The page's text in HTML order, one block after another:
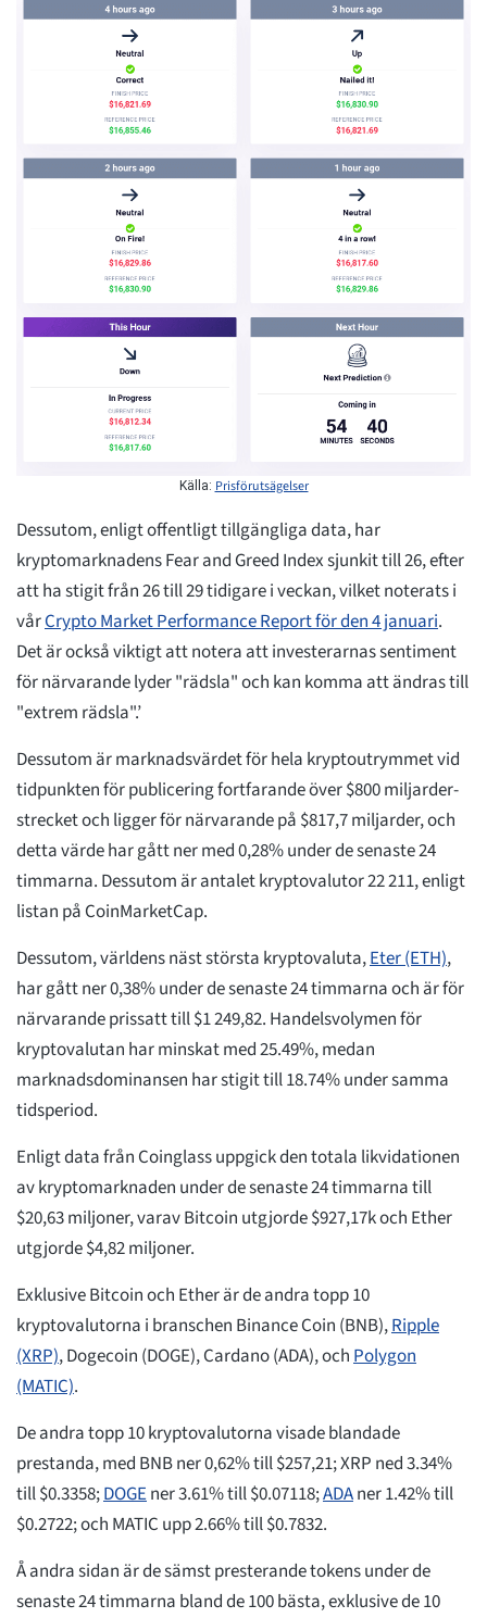
Källa: Prisförutsägelser
Dessutom, enligt offentligt tillgängliga data, har
kryptomarknadens Fear and Greed Index sjunkit till 26, efter
att ha stigit från 26 till 29 tidigare i veckan, vilket noterats i
vårCrypto Market Performance Report för den 4 januari.
Det är också viktigt att notera att investerarnas sentiment
för närvarande lyder "rädsla" och kan komma att ändras till
"extrem rädsla".’
Dessutom är marknadsvärdet för hela kryptoutrymmet vid
tidpunkten för publicering fortfarande över $800 miljarder-
strecket och ligger för närvarande på $817,7 miljarder, och
detta värde har gått ner med 0,28% under de senaste 24
timmarna. Dessutom är antalet kryptovalutor 22 211, enligt
listan på CoinMarketCap.
Dessutom, världens näst största kryptovaluta,Eter (ETH),
har gått ner 0,38% under de senaste 24 timmarna och är för
närvarande prissatt till $1 249,82. Handelsvolymen för
kryptovalutan har minskat med 25.49%, medan
marknadsdominansen har stigit till 18.74% under samma
tidsperiod.
Enligt data från Coinglass uppgick den totala likvidationen
av kryptomarknaden under de senaste 24 timmarna till
$20,63 miljoner, varav Bitcoin utgjorde $927,17k och Ether
utgjorde $4,82 miljoner.
Exklusive Bitcoin och Ether är de andra topp 10
kryptovalutorna i branschen Binance Coin (BNB),Ripple
(XRP), Dogecoin (DOGE), Cardano (ADA), och Polygon
(MATIC).
De andra topp 10 kryptovalutorna visade blandade
prestanda, med BNB ner 0,62% till $257,21; XRP ned 3.34%
till $0.3358;DOGEner 3.61% till $0.07118;ADAner 1.42% till
$0.2722; och MATIC upp 2.66% till $0.7832.
Å andra sidan är de sämst presterande tokens under de
senaste 24 timmarna bland de 100 bästa, exklusive de 10